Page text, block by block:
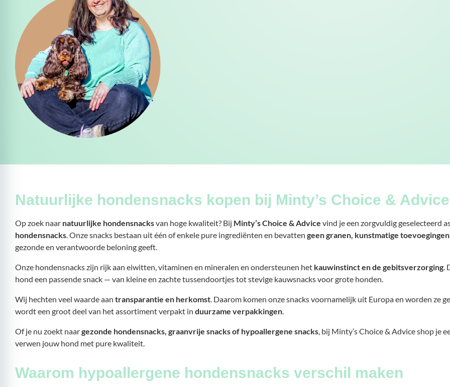
Natuurlijke hondensnacks kopen bij Minty’s Choice & Advice
Op zoek naar natuurlijke hondensnacksvan hoge kwaliteit? Bij Minty’s Choice & Advice vind je een zorgvuldig geselecteerd
hondensnacks. Onze snacks bestaan uit één of enkele pure ingrediënten en bevatten geen granen, kunstmatige
gezonde en verantwoorde beloning geeft.
Onze hondensnacks zijn rijk aan eiwitten, vitaminen en mineralen en ondersteunen het kauwinstinct en de gebitsverzorging.
hond een passende snack — van kleine en zachte tussendoortjes tot stevige kauwsnacks voor grote honden.
Wij hechten veel waarde aan transparantie en herkomst. Daarom komen onze snacks voornamelijk uit Europa en worden ze
wordt een groot deel van het assortiment verpakt in duurzame verpakkingen.
Of je nu zoekt naargezonde hondensnacks, graanvrije snacks of hypoallergene snacks, bij Minty’s Choice & Advice shop je
verwen jouw hond met pure kwaliteit.
Waarom hypoallergene hondensnacks verschil maken